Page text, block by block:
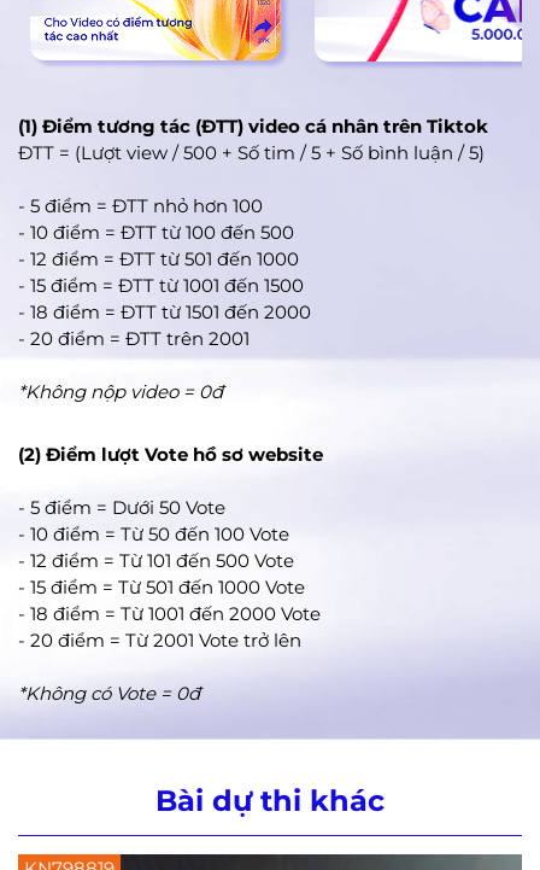
(1) Điểm tương tác (ĐTT) video cá nhân trên Tiktok
ĐTT = (Lượt view / 500 + Số tim / 5 + Số bình luận / 5)
- 5 điểm = ĐTT nhỏ hơn 100
- 10 điểm = ĐTT từ 100 đến 500
- 12 điểm = ĐTT từ 501 đến 1000
- 15 điểm = ĐTT từ 1001 đến 1500
- 18 điểm = ĐTT từ 1501 đến 2000
- 20 điểm = ĐTT trên 2001
*Không nộp video = 0đ
(2) Điểm lượt Vote hồ sơ website
- 5 điểm = Dưới 50 Vote
- 10 điểm = Từ 50 đến 100 Vote
- 12 điểm = Từ 101 đến 500 Vote
- 15 điểm = Từ 501 đến 1000 Vote
- 18 điểm = Từ 1001 đến 2000 Vote
- 20 điểm = Từ 2001 Vote trở lên
*Không có Vote = 0đ
Bài dự thi khác